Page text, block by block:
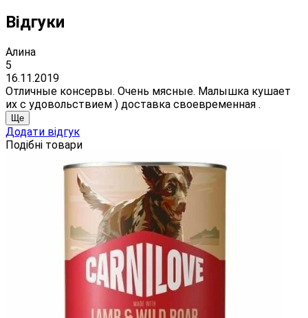
Відгуки
Алина
5
16.11.2019
Отличные консервы. Очень мясные. Малышка кушает
их с удовольствием ) доставка своевременная .
Ще
Додати відгук
Подібні товари